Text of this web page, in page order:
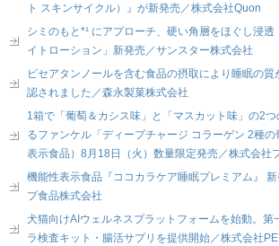
ト スキンサイクル）』が新発売／株式会社Quon
シミのもと*¹ にアプローチ、硬い角層をほぐし浸透
イトローション」新発売／サンスター株式会社
ピセアタンノールを含む食品の摂取により睡眠の
認されました／森永製菓株式会社
1箱で「葡萄＆カシス味」と「マスカット味」の2
るファンケル「ディープチャージ コラーゲン 2種
表示食品）8月18日（火）数量限定発売／株式会社
機能性表示食品『ココカラケア睡眠プレミアム』
プ食品株式会社
犬猫向けAIウェルネスプラットフォームを始動。第
ラ検査キット・腸活サプリを提供開始／株式会社